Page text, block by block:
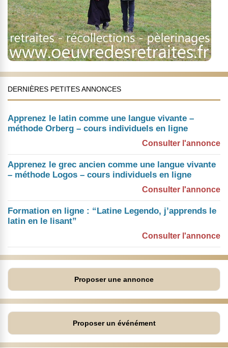
DERNIÈRES PETITES ANNONCES
Apprenez le latin comme une langue vivante –
méthode Orberg – cours individuels en ligne
Consulter l'annonce
Apprenez le grec ancien comme une langue vivante
– méthode Logos – cours individuels en ligne
Consulter l'annonce
Formation en ligne : “Latine Legendo, j’apprends le
latin en le lisant”
Consulter l'annonce
Proposer une annonce
Proposer un événément